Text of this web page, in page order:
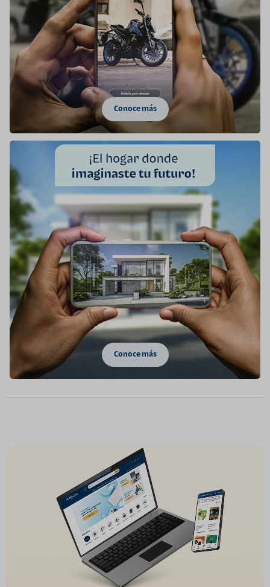
Conoce más
Conoce más